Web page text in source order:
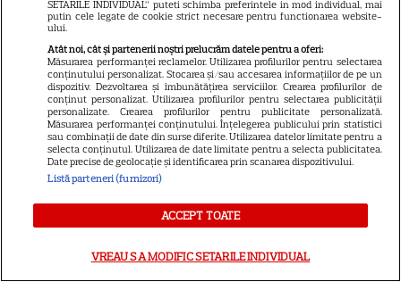
Prada 2” s-a lansat pe Disney+.
Meryl Streep și Anne
Hathaway revin la revista
Runway
9
VEDETE STRĂINE
Meryl Streep, gest
impresionant pentru Anne
Hathaway și Emily Blunt la
„Diavolul se îmbracă de la
Prada 2”. Ce salarii ar fi primit
actrițele
SETARILE INDIVIDUAL” puteti schimba preferintele in mod individual, mai
putin cele legate de cookie strict necesare pentru functionarea website-
ului.
Atât noi, cât și partenerii noștri prelucrăm datele pentru a oferi:
Măsurarea performanței reclamelor. Utilizarea profilurilor pentru selectarea
conținutului personalizat. Stocarea și/sau accesarea informațiilor de pe un
dispozitiv. Dezvoltarea și îmbunătățirea serviciilor. Crearea profilurilor de
conținut personalizat. Utilizarea profilurilor pentru selectarea publicității
personalizate. Crearea profilurilor pentru publicitate personalizată.
Măsurarea performanței conținutului. Înțelegerea publicului prin statistici
sau combinații de date din surse diferite. Utilizarea datelor limitate pentru a
selecta conținutul. Utilizarea de date limitate pentru a selecta publicitatea.
Date precise de geolocație și identificarea prin scanarea dispozitivului.
Listă parteneri (furnizori)
ACCEPT TOATE
VREAU SA MODIFIC SETARILE INDIVIDUAL